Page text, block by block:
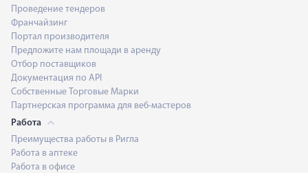
Проведение тендеров
Франчайзинг
Портал производителя
Предложите нам площади в аренду
Отбор поставщиков
Документация по API
Собственные Торговые Марки
Партнерская программа для веб-мастеров
Работа
Преимущества работы в Ригла
Работа в аптеке
Работа в офисе